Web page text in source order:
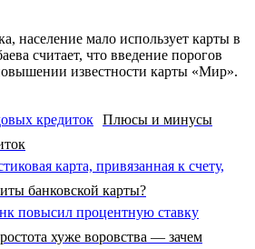
население мало использует карты в
считает, что введение порогов
известности карты «Мир».
Плюсы и минусы
банковской карты?
хуже воровства — зачем